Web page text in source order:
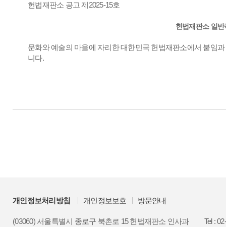
헌법재판소 공고 제2025-15호
헌법재판소 일
문화와 예술의 마을에 자리한 대한민국 헌법재판소에서 붙임
니다.
개인정보처리방침 개인정보보호 방문안내
(03060) 서울특별시 종로구 북촌로 15 헌법재판소 인사과
Tel :